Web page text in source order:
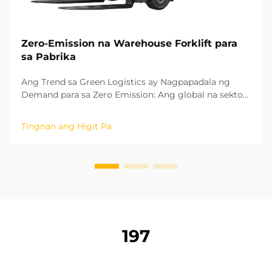
Zero-Emission na Warehouse Forklift para
sa Pabrika
Ang Trend sa Green Logistics ay Nagpapadala ng
Demand para sa Zero Emission: Ang global na sektor
patungo sa isang berdeng modelo ng pag-unlad at
mababang carbon. Ang natitirang mga proseso sa
Tingnan ang Higit Pa
197